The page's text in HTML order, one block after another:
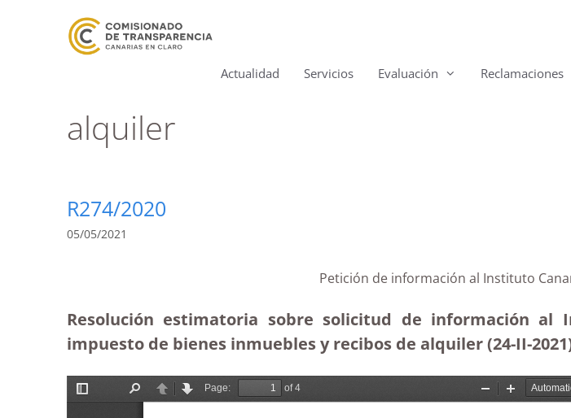
Actualidad Servicios Evaluación Reclamaciones
alquiler
R274/2020
05/05/2021
Petición de información al Instituto
Resolución estimatoria sobre solicitud de información
impuesto de bienes inmuebles y recibos de alquiler (24-II-